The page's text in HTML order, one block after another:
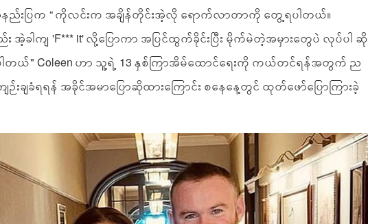
နည်းပြက “ ကိုလင်းက အချိန်တိုင်းအဲ့လို ရောက်လာတာကို တွေ့ရပါတယ်။
အဲ့ခါကျ 'F*** it' လို့ပြောကာ အပြင်ထွက်ခိုင်းပြီး မိုက်မဲတဲ့အမှားတွေပဲ လုပ်ပါ ဆို
ါတယ်" Coleen ဟာ သူ့ရဲ့ 13 နှစ်ကြာအိမ်ထောင်ရေးကို ကယ်တင်ရန်အတွက် ည
ချခံရရန် အခိုင်အမာပြောဆိုထားကြောင်း စနေနေ့တွင် ထုတ်ဖော်ပြောကြားခဲ့